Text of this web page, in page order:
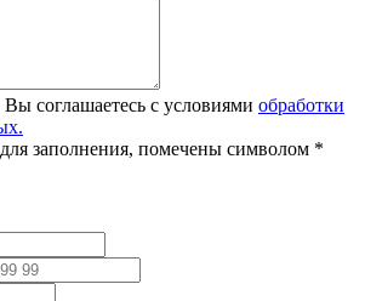
соглашаетесь с условиями обработки
заполнения, помечены символом *